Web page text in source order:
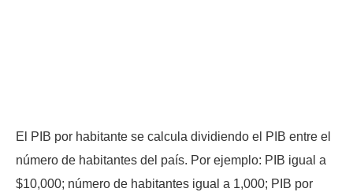
El PIB por habitante se calcula dividiendo el PIB entre el
número de habitantes del país. Por ejemplo: PIB igual a
$10,000; número de habitantes igual a 1,000; PIB por